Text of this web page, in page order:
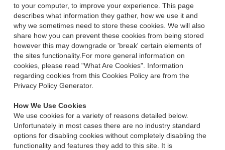
to your computer, to improve your experience. This page
describes what information they gather, how we use it and
why we sometimes need to store these cookies. We will also
share how you can prevent these cookies from being stored
however this may downgrade or 'break' certain elements of
the sites functionality.For more general information on
cookies, please read "What Are Cookies". Information
regarding cookies from this Cookies Policy are from the
Privacy Policy Generator.
How We Use Cookies
We use cookies for a variety of reasons detailed below.
Unfortunately in most cases there are no industry standard
options for disabling cookies without completely disabling the
functionality and features they add to this site. It is